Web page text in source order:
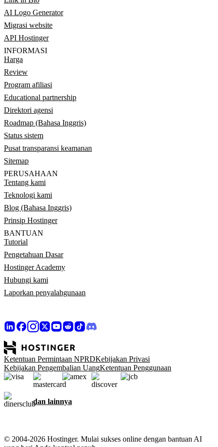
AI Logo Generator
Migrasi website
API Hostinger
INFORMASI
Harga
Review
Program afiliasi
Educational partnership
Direktori agensi
Roadmap (Bahasa Inggris)
Status sistem
Pusat transparansi keamanan
Sitemap
PERUSAHAAN
Tentang kami
Teknologi kami
Blog (Bahasa Inggris)
Prinsip Hostinger
BANTUAN
Tutorial
Pengetahuan Dasar
Hostinger Academy
Hubungi kami
Laporkan penyalahgunaan
Ketentuan Permintaan NPRDKebijakan Privasi
Kebijakan Pengembalian UangKetentuan Penggunaan
dan lainnya
© 2004-2026 Hostinger. Mulai sukses online dengan bantuan AI